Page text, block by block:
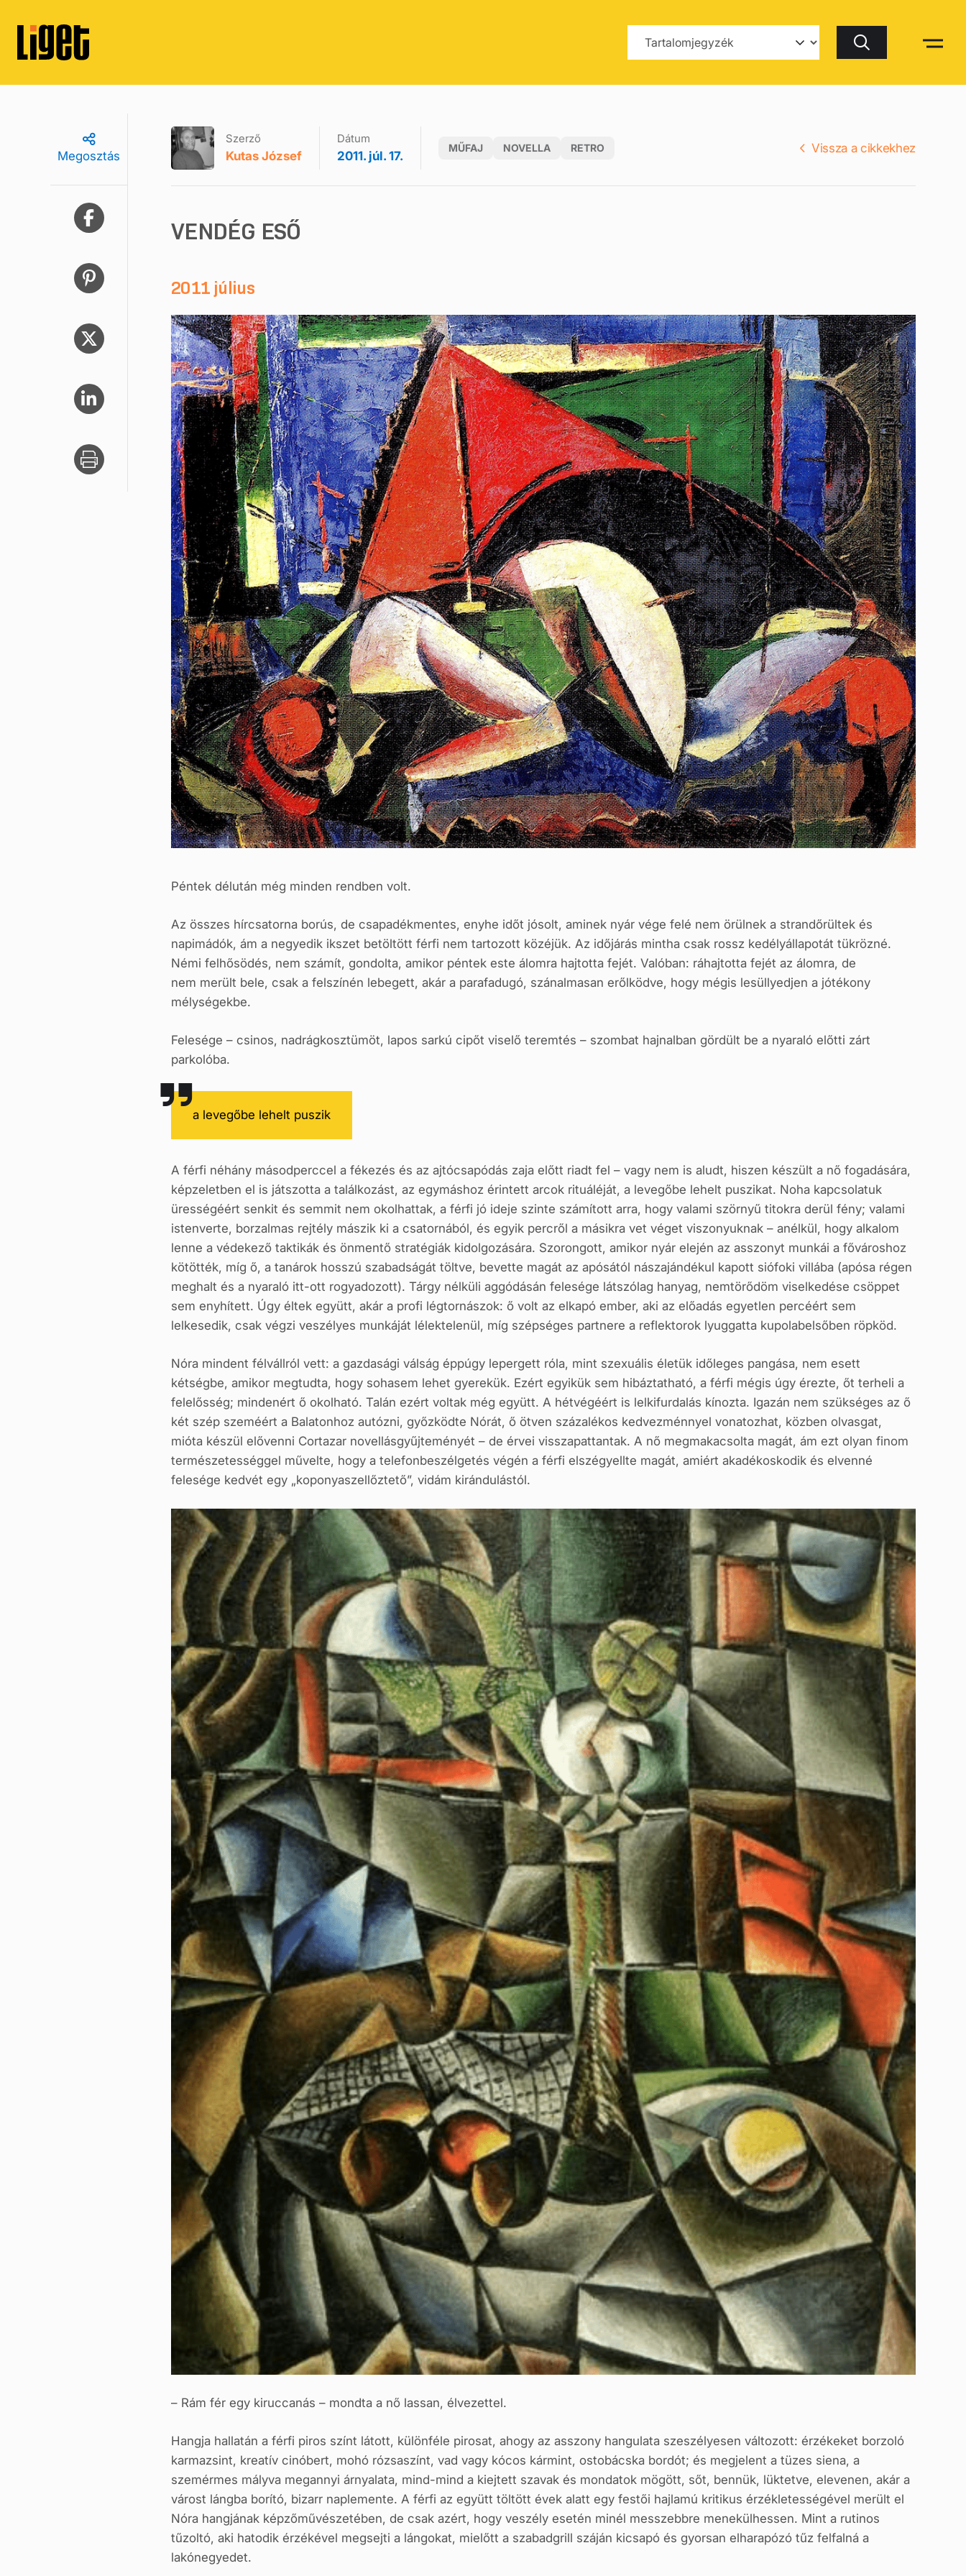
Keresés
Megosztás
Szerző
Kutas József
Dátum
2011. júl. 17.
MŰFAJ NOVELLA RETRO Vissza a cikkekhez
VENDÉG ESŐ
2011 július
Péntek délután még minden rendben volt.
Az összes hírcsatorna borús, de csapadékmentes, enyhe időt jósolt, aminek nyár vége felé nem örülnek a strandőrültek és
napimádók, ám a negyedik ikszet betöltött férfi nem tartozott közéjük. Az időjárás mintha csak rossz kedélyállapotát tükrözné.
Némi felhősödés, nem számít, gondolta, amikor péntek este álomra hajtotta fejét. Valóban: ráhajtotta fejét az álomra, de
nem merült bele, csak a felszínén lebegett, akár a parafadugó, szánalmasan erőlködve, hogy mégis lesüllyedjen a jótékony
mélységekbe.
Felesége – csinos, nadrágkosztümöt, lapos sarkú cipőt viselő teremtés – szombat hajnalban gördült be a nyaraló előtti zárt
parkolóba.
a levegőbe lehelt puszik
A férfi néhány másodperccel a fékezés és az ajtócsapódás zaja előtt riadt fel – vagy nem is aludt, hiszen készült a nő fogadására,
képzeletben el is játszotta a találkozást, az egymáshoz érintett arcok rituáléját, a levegőbe lehelt puszikat. Noha kapcsolatuk
ürességéért senkit és semmit nem okolhattak, a férfi jó ideje szinte számított arra, hogy valami szörnyű titokra derül fény; valami
istenverte, borzalmas rejtély mászik ki a csatornából, és egyik percről a másikra vet véget viszonyuknak – anélkül, hogy alkalom
lenne a védekező taktikák és önmentő stratégiák kidolgozására. Szorongott, amikor nyár elején az asszonyt munkái a fővároshoz
kötötték, míg ő, a tanárok hosszú szabadságát töltve, bevette magát az apósától nászajándékul kapott siófoki villába (apósa régen
meghalt és a nyaraló itt-ott rogyadozott). Tárgy nélküli aggódásán felesége látszólag hanyag, nemtörődöm viselkedése csöppet
sem enyhített. Úgy éltek együtt, akár a profi légtornászok: ő volt az elkapó ember, aki az előadás egyetlen percéért sem
lelkesedik, csak végzi veszélyes munkáját lélektelenül, míg szépséges partnere a reflektorok lyuggatta kupolabelsőben röpköd.
Nóra mindent félvállról vett: a gazdasági válság éppúgy lepergett róla, mint szexuális életük időleges pangása, nem esett
kétségbe, amikor megtudta, hogy sohasem lehet gyerekük. Ezért egyikük sem hibáztatható, a férfi mégis úgy érezte, őt terheli a
felelősség; mindenért ő okolható. Talán ezért voltak még együtt. A hétvégéért is lelkifurdalás kínozta. Igazán nem szükséges az ő
két szép szeméért a Balatonhoz autózni, győzködte Nórát, ő ötven százalékos kedvezménnyel vonatozhat, közben olvasgat,
mióta készül elővenni Cortazar novellásgyűjteményét – de érvei visszapattantak. A nő megmakacsolta magát, ám ezt olyan finom
természetességgel művelte, hogy a telefonbeszélgetés végén a férfi elszégyellte magát, amiért akadékoskodik és elvenné
felesége kedvét egy „koponyaszellőztető”, vidám kirándulástól.
– Rám fér egy kiruccanás – mondta a nő lassan, élvezettel.
Hangja hallatán a férfi piros színt látott, különféle pirosat, ahogy az asszony hangulata szeszélyesen változott: érzékeket borzoló
karmazsint, kreatív cinóbert, mohó rózsaszínt, vad vagy kócos kármint, ostobácska bordót; és megjelent a tüzes siena, a
szemérmes mályva megannyi árnyalata, mind-mind a kiejtett szavak és mondatok mögött, sőt, bennük, lüktetve, elevenen, akár a
várost lángba borító, bizarr naplemente. A férfi az együtt töltött évek alatt egy festői hajlamú kritikus érzékletességével merült el
Nóra hangjának képzőművészetében, de csak azért, hogy veszély esetén minél messzebbre menekülhessen. Mint a rutinos
tűzoltó, aki hatodik érzékével megsejti a lángokat, mielőtt a szabadgrill száján kicsapó és gyorsan elharapózó tűz felfalná a
lakónegyedet.